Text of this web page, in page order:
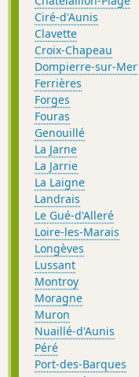
Ciré-d'Aunis
Clavette
Croix-Chapeau
Dompierre-sur-Mer
Ferrières
Forges
Fouras
Genouillé
La Jarne
La Jarrie
La Laigne
Landrais
Le Gué-d'Alleré
Loire-les-Marais
Longèves
Lussant
Montroy
Moragne
Muron
Nuaillé-d'Aunis
Péré
Port-des-Barques